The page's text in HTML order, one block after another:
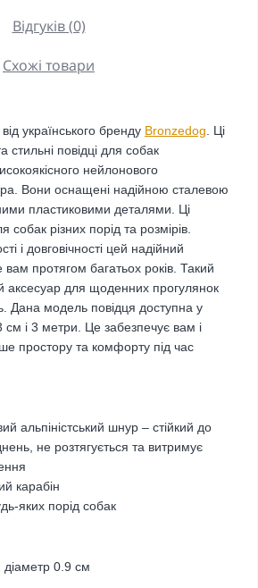
Відгуків (0)
Схожі товари
від українського бренду Bronzedog
Ці
стильні повідці для собак
нейлонового
Вони оснащені надійною сталевою
пластиковими деталями. Ці
собак різних порід та розмірів.
і довговічності цей надійний
протягом багатьох років. Такий
аксесуар для щоденних прогулянок
Дана модель повідця доступна у
см і 3 метри. Це забезпечує вам і
простору та комфорту під час
альпіністський шнур – стійкий до
не розтягується та витримує
карабін
яких порід собак
0.9 см